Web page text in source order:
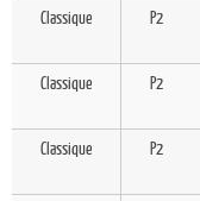
Classique P2
Classique P2
Classique P2